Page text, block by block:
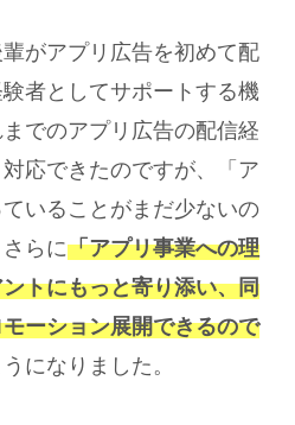
がアプリ広告を初めて配
者としてサポートする機
でのアプリ広告の配信経
応できたのですが、「ア
いることがまだ少ないの
らに「アプリ事業への理
トにもっと寄り添い、同
ーション展開できるので
になりました。